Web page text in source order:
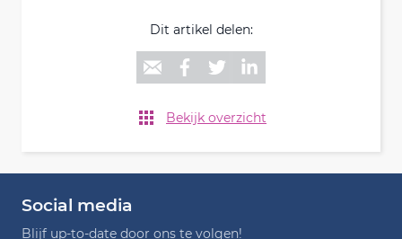
Dit artikel delen:
Bekijk overzicht
Social media
Blijf up-to-date door ons te volgen!